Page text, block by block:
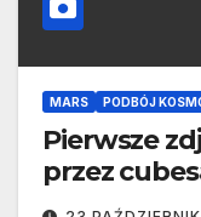
MARS PODBÓJ
Pierwsze
przez